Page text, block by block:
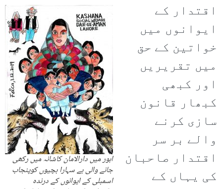
اہور میں دارالامان کاشانہ میں رکھی
جانے والی بے سہارا بچیوں کوپنجاب
اسمبلی کے ایوانوں کے درندہ
اقتدار کے
ایوانوں میں
خواتین کے حق
میں تقریریں
اور کبھی
کبھار قانون
سازی کرنے
والے بر سر
اقتدار صاحبان
کی یہاں کے